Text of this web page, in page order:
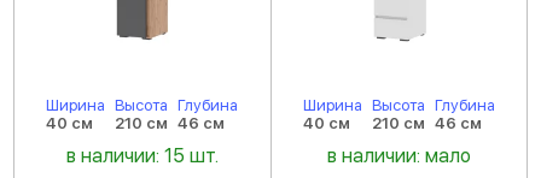
Ширина
40 см
Высота
210 см
Глубина
46 см
в наличии: 15 шт.
Ширина
40 см
Высота
210 см
Глубина
46 см
в наличии: мало